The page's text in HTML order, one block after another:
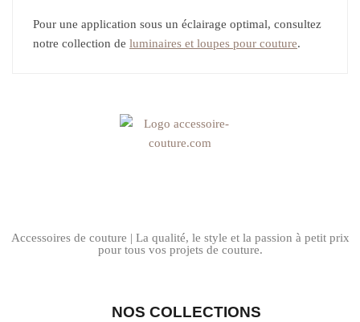
Pour une application sous un éclairage optimal, consultez
notre collection de luminaires et loupes pour couture.
Accessoires de couture | La qualité, le style et la passion à petit prix
pour tous vos projets de couture.
NOS COLLECTIONS